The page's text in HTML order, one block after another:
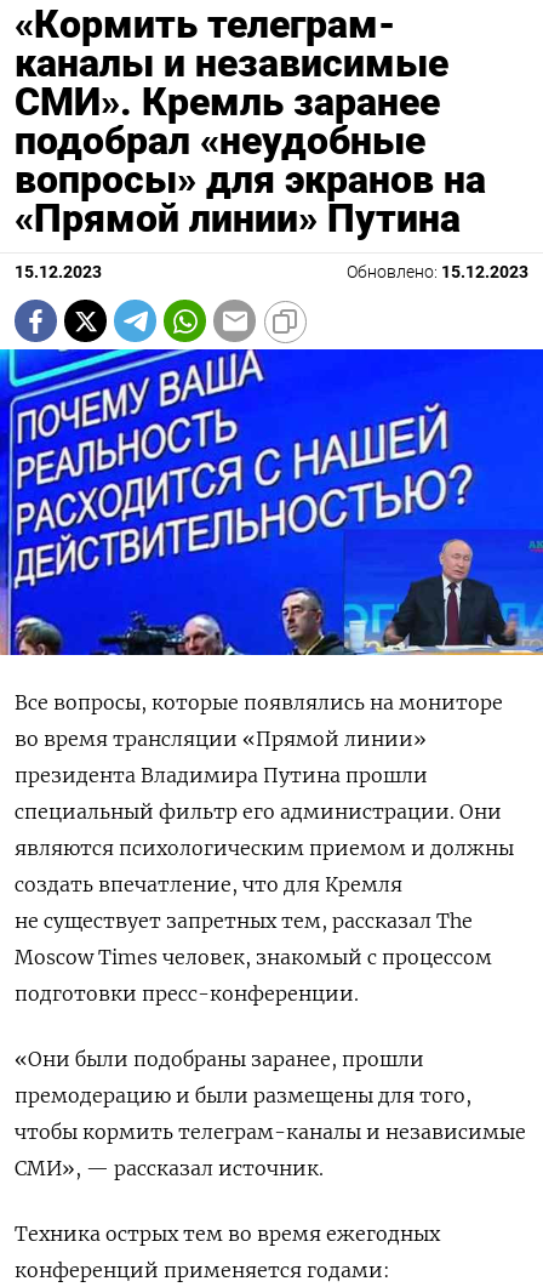
«Кормить телеграм-
каналы и независимые
СМИ». Кремль заранее
подобрал «неудобные
вопросы» для экранов на
«Прямой линии» Путина
15.12.2023 Обновлено: 15.12.2023
Все вопросы, которые появлялись на мониторе
во время трансляции «Прямой линии»
президента Владимира Путина прошли
специальный фильтр его администрации. Они
являются психологическим приемом и должны
создать впечатление, что для Кремля
не существует запретных тем, рассказал The
Moscow Times человек, знакомый с процессом
подготовки пресс-конференции.
«Они были подобраны заранее, прошли
премодерацию и были размещены для того,
чтобы кормить телеграм-каналы и независимые
СМИ», — рассказал источник.
Техника острых тем во время ежегодных
конференций применяется годами: